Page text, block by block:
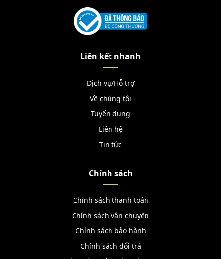
Liên kết nhanh
Dịch vụ/Hỗ trợ
Về chúng tôi
Tuyển dụng
Liên hệ
Tin tức
Chính sách
Chính sách thanh toán
Chính sách vận chuyển
Chính sách bảo hành
Chính sách đổi trả